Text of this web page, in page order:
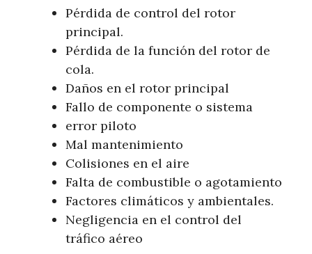
Pérdida de control del rotor
principal.
Pérdida de la función del rotor de
cola.
Daños en el rotor principal
Fallo de componente o sistema
error piloto
Mal mantenimiento
Colisiones en el aire
Falta de combustible o agotamiento
Factores climáticos y ambientales.
Negligencia en el control del
tráfico aéreo